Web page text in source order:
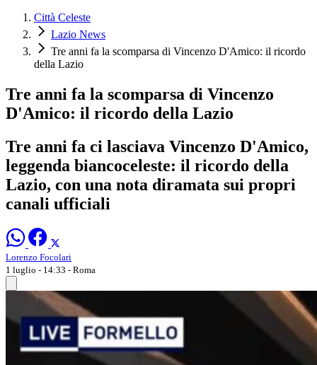
Città Celeste
Lazio News
Tre anni fa la scomparsa di Vincenzo D'Amico: il ricordo
della Lazio
Tre anni fa la scomparsa di Vincenzo
D'Amico: il ricordo della Lazio
Tre anni fa ci lasciava Vincenzo D'Amico,
leggenda biancoceleste: il ricordo della
Lazio, con una nota diramata sui propri
canali ufficiali
Lorenzo Focolari
1 luglio - 14:33 - Roma